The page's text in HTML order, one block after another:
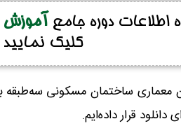
دوره جامع آموزش
کلیک نمایید
معماری ساختمان مسکونی سه‌طبقه
دانلود قرار داده‌ایم.‌